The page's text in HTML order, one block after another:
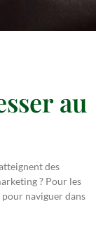
au
des
? Pour les
pour naviguer dans